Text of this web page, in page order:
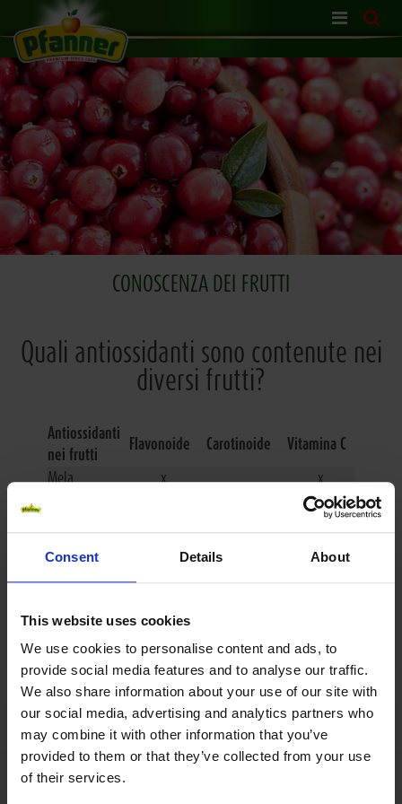
Consent Details About
This website uses cookies
We use cookies to personalise content and ads, to
provide social media features and to analyse our traffic.
We also share information about your use of our site with
our social media, advertising and analytics partners who
may combine it with other information that you’ve
provided to them or that they’ve collected from your use
of their services.
Skip
navigation
CONOSCENZA DEI FRUTTI
Quali antiossidanti sono contenute nei
diversi frutti?
Antiossidanti
nei frutti
Flavonoide Carotinoide
Vitamina C
Mela
x
x
x
Banana
x
Cranberry
x
Pompelmo
Arancia
x
x
Ribes nero
x
x
Pesca
x
Fragola
x
Mango
x
x
Tomate